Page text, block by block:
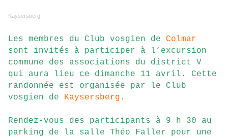
Kaysersberg
Les membres du Club vosgien de Colmar
sont invités à participer à l’excursion
commune des associations du district V
qui aura lieu ce dimanche 11 avril. Cette
randonnée est organisée par le Club
vosgien de Kaysersberg .
Rendez-vous des participants à 9 h 30 au
parking de la salle Théo Faller pour une